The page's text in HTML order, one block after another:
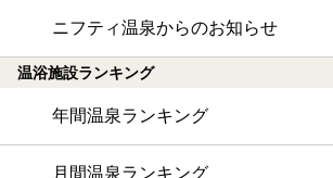
ニフティ温泉からのお知らせ
温浴施設ランキング
年間温泉ランキング
月間温泉ランキング